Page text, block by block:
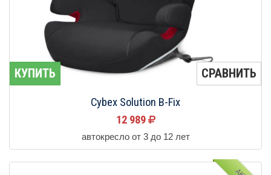
КУПИТЬ СРАВНИТЬ
Cybex Solution B-Fix
12 989
автокресло от 3 до 12 лет